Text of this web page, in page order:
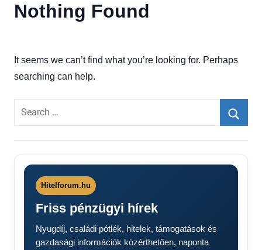
Nothing Found
It seems we can’t find what you’re looking for. Perhaps
searching can help.
Search
Hitelforum.hu
Friss pénzügyi hírek
Nyugdíj, családi pótlék, hitelek, támogatások és
gazdasági információk közérthetően, naponta